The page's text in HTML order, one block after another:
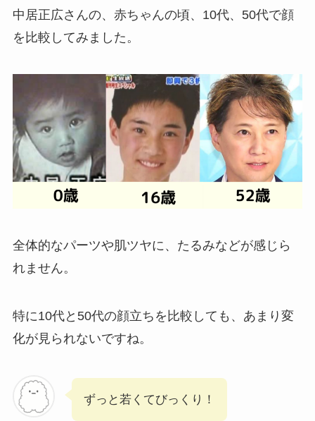
中居正広さんの、赤ちゃんの頃、10代、50代で顔
を比較してみました。
全体的なパーツや肌ツヤに、たるみなどが感じら
れません。
特に10代と50代の顔立ちを比較しても、あまり変
化が見られないですね。
ずっと若くてびっくり！